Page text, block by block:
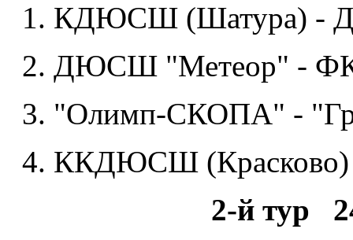
1. КДЮСШ (Шатура) -
2. ДЮСШ "Метеор" - ФК
3. "Олимп-СКОПА" -
4. ККДЮСШ
2-й тур